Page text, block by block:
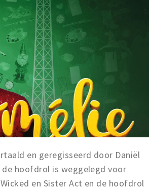
en geregisseerd door Daniël
de hoofdrol is weggelegd voor
en Sister Act en de hoofdrol